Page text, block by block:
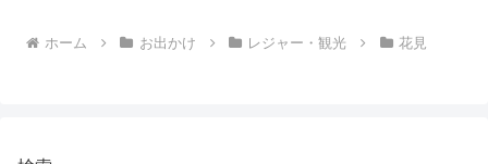
ホーム お出かけ レジャー・観光 花見